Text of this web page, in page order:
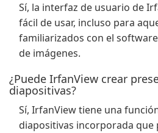
Sí, la interfaz de usuario de
fácil de usar, incluso para
familiarizados con el
de imágenes.
¿Puede IrfanView crear
diapositivas?
Sí, IrfanView tiene una
diapositivas incorporada que